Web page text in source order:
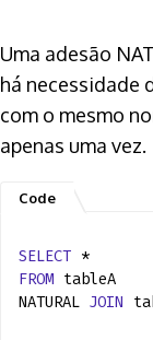
Uma adesão
há necessidade
com o mesmo
apenas uma vez.
SELECT *
FROM tableA
NATURAL JOIN